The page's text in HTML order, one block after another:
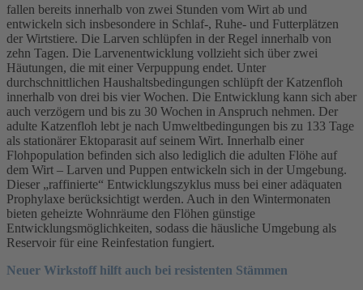
fallen bereits innerhalb von zwei Stunden vom Wirt ab und
entwickeln sich insbesondere in Schlaf-, Ruhe- und Futterplätzen
der Wirtstiere. Die Larven schlüpfen in der Regel innerhalb von
zehn Tagen. Die Larvenentwicklung vollzieht sich über zwei
Häutungen, die mit einer Verpuppung endet. Unter
durchschnittlichen Haushaltsbedingungen schlüpft der Katzenfloh
innerhalb von drei bis vier Wochen. Die Entwicklung kann sich aber
auch verzögern und bis zu 30 Wochen in Anspruch nehmen. Der
adulte Katzenfloh lebt je nach Umweltbedingungen bis zu 133 Tage
als stationärer Ektoparasit auf seinem Wirt. Innerhalb einer
Flohpopulation befinden sich also lediglich die adulten Flöhe auf
dem Wirt – Larven und Puppen entwickeln sich in der Umgebung.
Dieser „raffinierte“ Entwicklungszyklus muss bei einer adäquaten
Prophylaxe berücksichtigt werden. Auch in den Wintermonaten
bieten geheizte Wohnräume den Flöhen günstige
Entwicklungsmöglichkeiten, sodass die häusliche Umgebung als
Reservoir für eine Reinfestation fungiert.
Neuer Wirkstoff hilft auch bei resistenten Stämmen